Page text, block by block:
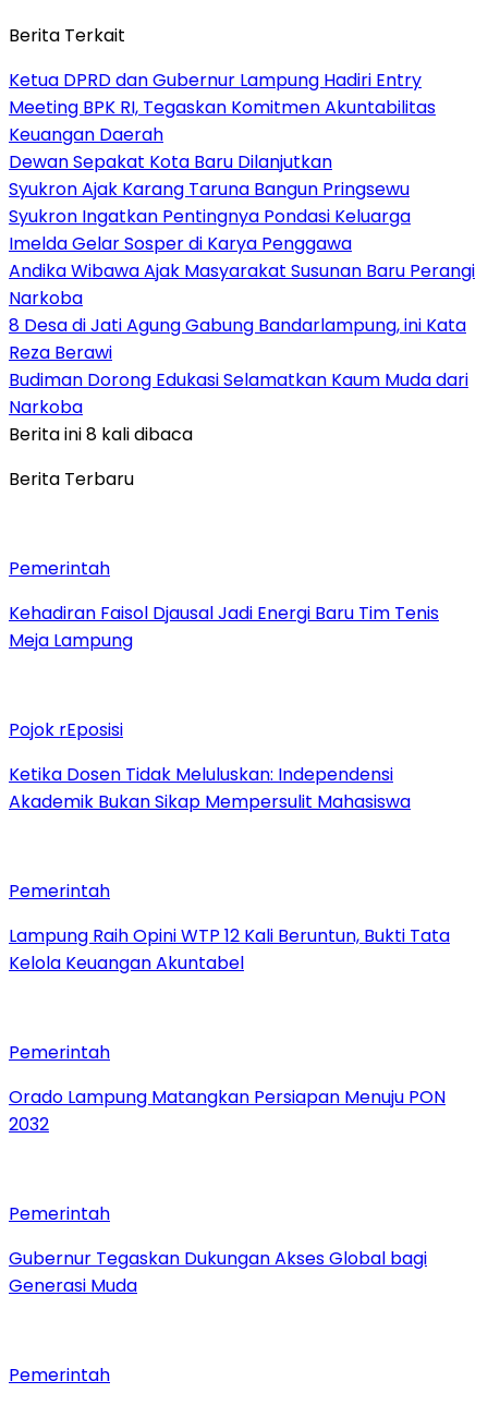
Berita Terkait
Ketua DPRD dan Gubernur Lampung Hadiri Entry
Meeting BPK RI, Tegaskan Komitmen Akuntabilitas
Keuangan Daerah
Dewan Sepakat Kota Baru Dilanjutkan
Syukron Ajak Karang Taruna Bangun Pringsewu
Syukron Ingatkan Pentingnya Pondasi Keluarga
Imelda Gelar Sosper di Karya Penggawa
Andika Wibawa Ajak Masyarakat Susunan Baru Perangi
Narkoba
8 Desa di Jati Agung Gabung Bandarlampung, ini Kata
Reza Berawi
Budiman Dorong Edukasi Selamatkan Kaum Muda dari
Narkoba
Berita ini 8 kali dibaca
Berita Terbaru
Pemerintah
Kehadiran Faisol Djausal Jadi Energi Baru Tim Tenis
Meja Lampung
Pojok rEposisi
Ketika Dosen Tidak Meluluskan: Independensi
Akademik Bukan Sikap Mempersulit Mahasiswa
Pemerintah
Lampung Raih Opini WTP 12 Kali Beruntun, Bukti Tata
Kelola Keuangan Akuntabel
Pemerintah
Orado Lampung Matangkan Persiapan Menuju PON
2032
Pemerintah
Gubernur Tegaskan Dukungan Akses Global bagi
Generasi Muda
Pemerintah